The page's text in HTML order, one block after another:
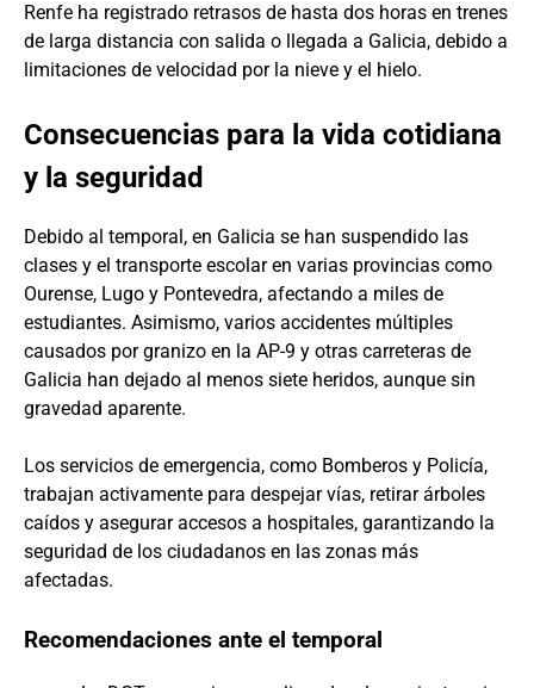
Renfe ha registrado retrasos de hasta dos horas en trenes
de larga distancia con salida o llegada a Galicia, debido a
limitaciones de velocidad por la nieve y el hielo.
Consecuencias para la vida cotidiana
y la seguridad
Debido al temporal, en Galicia se han suspendido las
clases y el transporte escolar en varias provincias como
Ourense, Lugo y Pontevedra, afectando a miles de
estudiantes. Asimismo, varios accidentes múltiples
causados por granizo en la AP-9 y otras carreteras de
Galicia han dejado al menos siete heridos, aunque sin
gravedad aparente.
Los servicios de emergencia, como Bomberos y Policía,
trabajan activamente para despejar vías, retirar árboles
caídos y asegurar accesos a hospitales, garantizando la
seguridad de los ciudadanos en las zonas más
afectadas.
Recomendaciones ante el temporal